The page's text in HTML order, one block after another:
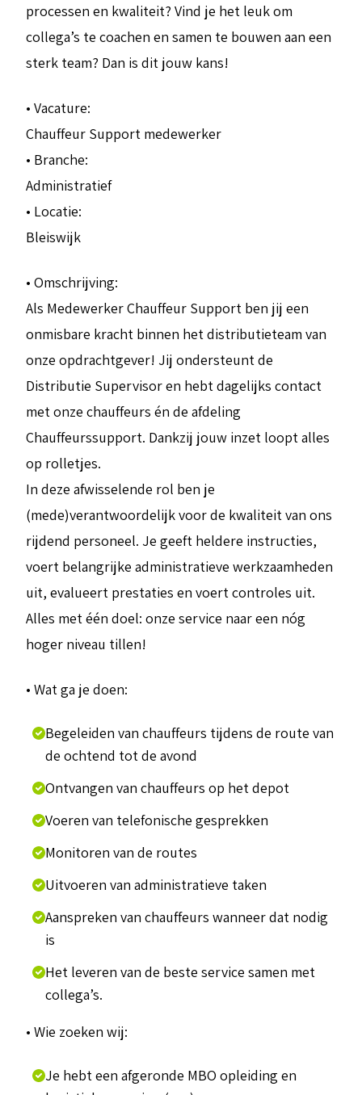
processen en kwaliteit? Vind je het leuk om
collega’s te coachen en samen te bouwen aan een
sterk team? Dan is dit jouw kans!
• Vacature:
Chauffeur Support medewerker
• Branche:
Administratief
• Locatie:
Bleiswijk
• Omschrijving:
Als Medewerker Chauffeur Support ben jij een
onmisbare kracht binnen het distributieteam van
onze opdrachtgever! Jij ondersteunt de
Distributie Supervisor en hebt dagelijks contact
met onze chauffeurs én de afdeling
Chauffeurssupport. Dankzij jouw inzet loopt alles
op rolletjes.
In deze afwisselende rol ben je
(mede)verantwoordelijk voor de kwaliteit van ons
rijdend personeel. Je geeft heldere instructies,
voert belangrijke administratieve werkzaamheden
uit, evalueert prestaties en voert controles uit.
Alles met één doel: onze service naar een nóg
hoger niveau tillen!
• Wat ga je doen:
Begeleiden van chauffeurs tijdens de route van
de ochtend tot de avond
Ontvangen van chauffeurs op het depot
Voeren van telefonische gesprekken
Monitoren van de routes
Uitvoeren van administratieve taken
Aanspreken van chauffeurs wanneer dat nodig
is
Het leveren van de beste service samen met
collega’s.
• Wie zoeken wij:
Je hebt een afgeronde MBO opleiding en